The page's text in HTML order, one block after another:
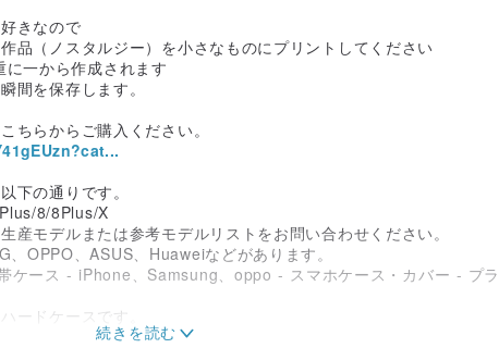
きなので
品（ノスタルジー）を小さなものにプリントしてください
一から作成されます
間を保存します。
ちらからご購入ください。
下の通りです。
8/8Plus/X
産モデルまたは参考モデルリストをお問い合わせください。
OPPO、ASUS、Huaweiなどがあります。
ードケースです。
左右フルカバレッジ、上下半分カバレッジ、マットタッチ、強力な